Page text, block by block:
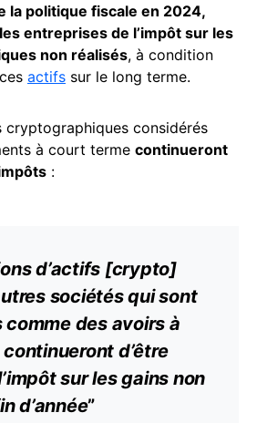
la politique fiscale en 2024,
entreprises de l’impôt sur les
non réalisés, à condition
actifs sur le long terme.
cryptographiques considérés
à court terme continueront
:
d’actifs [crypto]
sociétés qui sont
des avoirs à
d’être
sur les gains non
d’année”